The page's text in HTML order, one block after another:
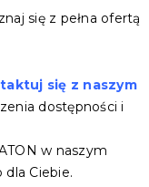
się z pełna ofertą
się z naszym
dostępności i
w naszym
Ciebie.